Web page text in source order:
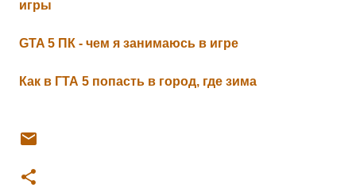
игры
GTA 5 ПК - чем я занимаюсь в игре
Как в ГТА 5 попасть в город, где зима